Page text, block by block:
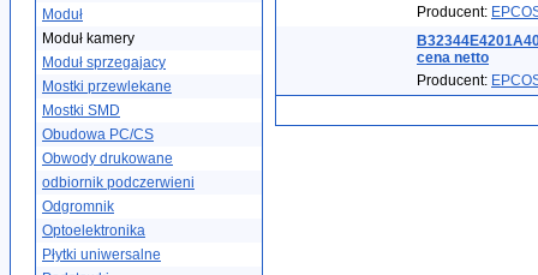
Moduł
Moduł kamery
Moduł sprzegajacy
Mostki przewlekane
Mostki SMD
Obudowa PC/CS
Obwody drukowane
odbiornik podczerwieni
Odgromnik
Optoelektronika
Płytki uniwersalne
Producent:
cena netto
Producent: